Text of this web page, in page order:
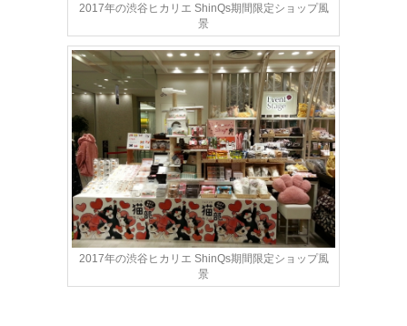
2017年の渋谷ヒカリエ ShinQs期間限定ショップ風
景
2017年の渋谷ヒカリエ ShinQs期間限定ショップ風
景